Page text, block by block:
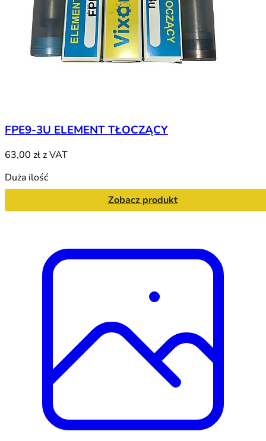
FPE9-3U ELEMENT TŁOCZĄCY
63,00 złz VAT
Duża ilość
Zobacz produkt